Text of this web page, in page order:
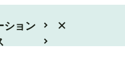
ション